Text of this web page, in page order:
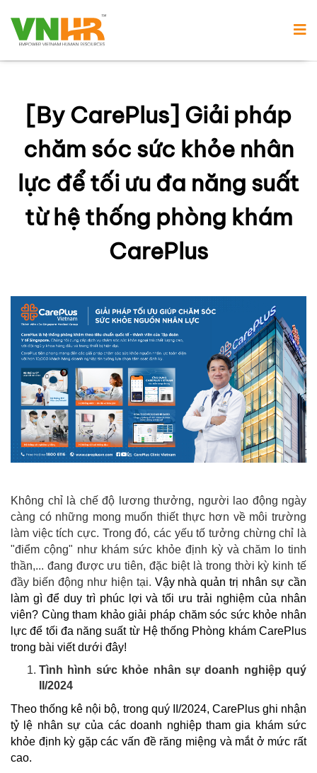
[By CarePlus] Giải pháp
chăm sóc sức khỏe nhân
lực để tối ưu đa năng suất
từ hệ thống phòng khám
CarePlus
Không chỉ là chế độ lương thưởng, người lao động ngày
càng có những mong muốn thiết thực hơn về môi trường
làm việc tích cực. Trong đó, các yếu tố tưởng chừng chỉ là
"điểm cộng" như khám sức khỏe định kỳ và chăm lo tinh
thần,... đang được ưu tiên, đặc biệt là trong thời kỳ kinh tế
đầy biến động như hiện tại. Vậy nhà quản trị nhân sự cần
làm gì để duy trì phúc lợi và tối ưu trải nghiệm của nhân
viên? Cùng tham khảo giải pháp chăm sóc sức khỏe nhân
lực để tối đa năng suất từ Hệ thống Phòng khám CarePlus
trong bài viết dưới đây!
Tình hình sức khỏe nhân sự doanh nghiệp quý
II/2024
Theo thống kê nội bộ, trong quý II/2024, CarePlus ghi nhận
tỷ lệ nhân sự của các doanh nghiệp tham gia khám sức
khỏe định kỳ gặp các vấn đề răng miệng và mắt ở mức rất
cao.